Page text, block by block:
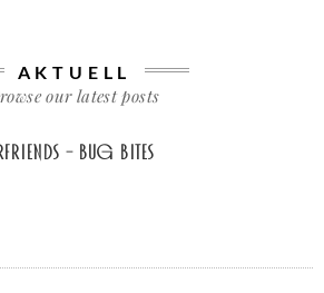
AKTUELL
our latest posts
– Bug Bites